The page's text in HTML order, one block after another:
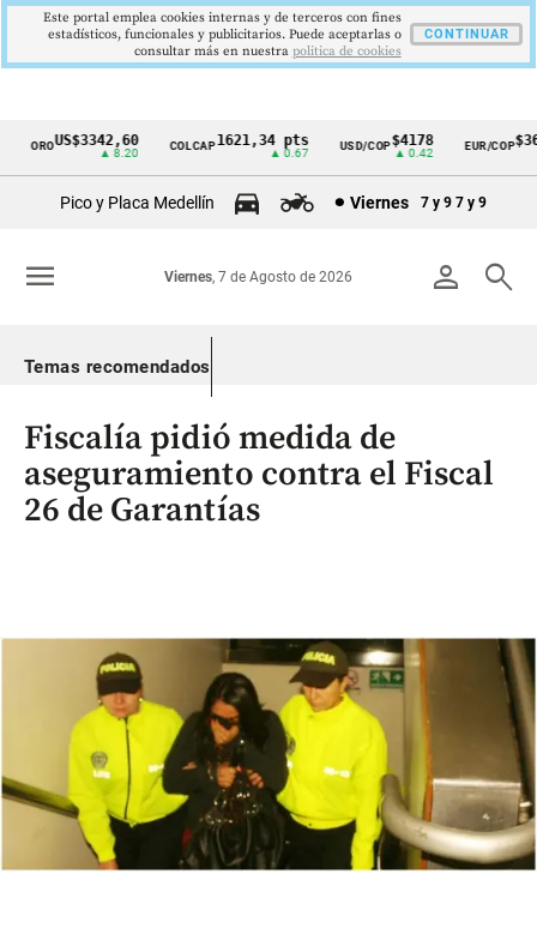
Cintillo
Colombia
OROUS$3342,60
▲ 8.20
COLCAP1621,34 pts
▲ 0.67
USD/COP$4178
▲ 0.42
EUR/COP
Pico y Placa Medellín Viernes 7 y 9 7 y 9
person search
Viernes, 7 de Agosto de 2026
menu
Temas recomendados
Fiscalía pidió medida de
aseguramiento contra el Fiscal
26 de Garantías
Este portal emplea cookies internas y de terceros con fines
estadísticos, funcionales y publicitarios. Puede aceptarlas o
consultar más en nuestra politica de cookies
CONTINUAR